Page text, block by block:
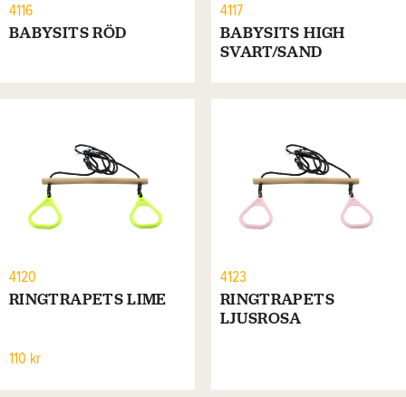
4116
BABYSITS RÖD
4117
BABYSITS HIGH
SVART/SAND
4120
RINGTRAPETS LIME
110 kr
4123
RINGTRAPETS
LJUSROSA